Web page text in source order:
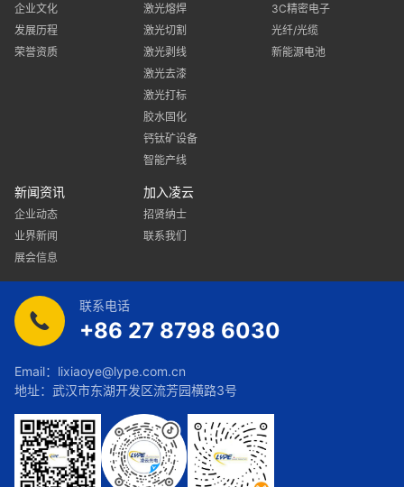
企业文化
发展历程
荣誉资质
激光熔焊
激光切割
激光剥线
激光去漆
激光打标
胶水固化
钙钛矿设备
智能产线
3C精密电子
光纤/光缆
新能源电池
新闻资讯
企业动态
业界新闻
展会信息
加入凌云
招贤纳士
联系我们
联系电话
+86 27 8798 6030
Email： lixiaoye@lype.com.cn
地址：武汉市东湖开发区流芳园横路3号